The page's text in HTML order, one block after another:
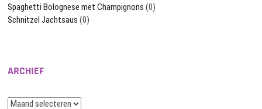
Spaghetti Bolognese met Champignons (0)
Schnitzel Jachtsaus (0)
ARCHIEF
Archief